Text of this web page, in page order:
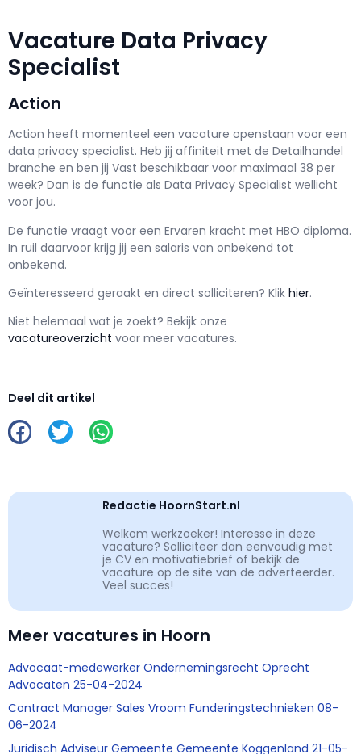
Vacature Data Privacy
Specialist
Action
Action heeft momenteel een vacature openstaan voor een
data privacy specialist. Heb jij affiniteit met de Detailhandel
branche en ben jij Vast beschikbaar voor maximaal 38 per
week? Dan is de functie als Data Privacy Specialist wellicht
voor jou.
De functie vraagt voor een Ervaren kracht met HBO diploma.
In ruil daarvoor krijg jij een salaris van onbekend tot
onbekend.
Geïnteresseerd geraakt en direct solliciteren? Klik hier.
Niet helemaal wat je zoekt? Bekijk onze
vacatureoverzicht voor meer vacatures.
Deel dit artikel
Redactie HoornStart.nl
Welkom werkzoeker! Interesse in deze
vacature? Solliciteer dan eenvoudig met
je CV en motivatiebrief of bekijk de
vacature op de site van de adverteerder.
Veel succes!
Meer vacatures in Hoorn
Advocaat-medewerker Ondernemingsrecht Oprecht
Advocaten 25-04-2024
Contract Manager Sales Vroom Funderingstechnieken 08-
06-2024
Juridisch Adviseur Gemeente Gemeente Koggenland 21-05-